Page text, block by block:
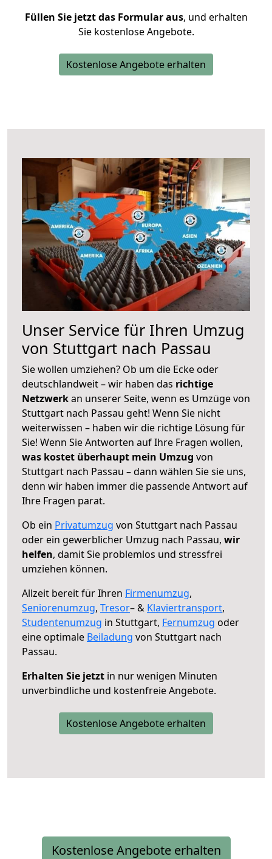
Füllen Sie jetzt das Formular aus, und erhalten
Sie kostenlose Angebote.
Kostenlose Angebote erhalten
Unser Service für Ihren Umzug
von Stuttgart nach Passau
Sie wollen umziehen? Ob um die Ecke oder
deutschlandweit – wir haben das richtige
Netzwerkan unserer Seite, wenn es Umzüge von
Stuttgart nach Passau geht! Wenn Sie nicht
weiterwissen – haben wir die richtige Lösung für
Sie! Wenn Sie Antworten auf Ihre Fragen wollen,
was kostet überhaupt mein Umzug von
Stuttgart nach Passau – dann wählen Sie sie uns,
denn wir haben immer die passende Antwort auf
Ihre Fragen parat.
Ob ein Privatumzug von Stuttgart nach Passau
oder ein gewerblicher Umzug nach Passau, wir
helfen, damit Sie problemlos und stressfrei
umziehen können.
Allzeit bereit für Ihren Firmenumzug,
Seniorenumzug, Tresor– & Klaviertransport,
Studentenumzug in Stuttgart, Fernumzug oder
eine optimale Beiladung von Stuttgart nach
Passau.
Erhalten Sie jetzt in nur wenigen Minuten
unverbindliche und kostenfreie Angebote.
Kostenlose Angebote erhalten
Kostenlose Angebote erhalten